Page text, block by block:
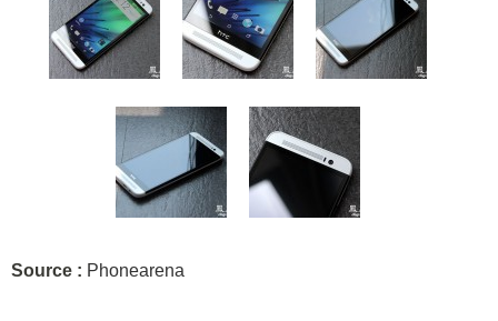
Source : Phonearena